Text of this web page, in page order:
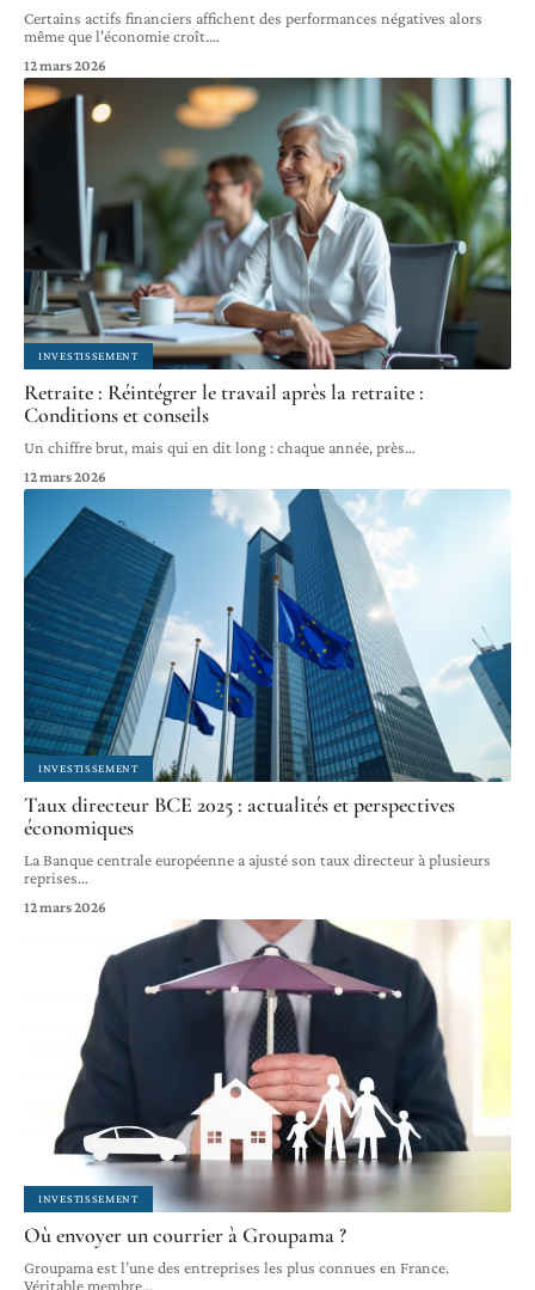
Certains actifs financiers affichent des performances négatives alors
même que l'économie croît.…
12 mars 2026
INVESTISSEMENT
Retraite : Réintégrer le travail après la retraite :
Conditions et conseils
Un chiffre brut, mais qui en dit long : chaque année, près…
12 mars 2026
INVESTISSEMENT
Taux directeur BCE 2025 : actualités et perspectives
économiques
La Banque centrale européenne a ajusté son taux directeur à plusieurs
reprises…
12 mars 2026
INVESTISSEMENT
Où envoyer un courrier à Groupama ?
Groupama est l’une des entreprises les plus connues en France.
Véritable membre…